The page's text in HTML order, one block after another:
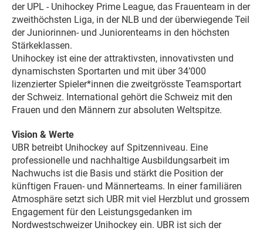
der UPL - Unihockey Prime League, das Frauenteam in der
zweithöchsten Liga, in der NLB und der überwiegende Teil
der Juniorinnen- und Juniorenteams in den höchsten
Stärkeklassen.
Unihockey ist eine der attraktivsten, innovativsten und
dynamischsten Sportarten und mit über 34’000
lizenzierter Spieler*innen die zweitgrösste Teamsportart
der Schweiz. International gehört die Schweiz mit den
Frauen und den Männern zur absoluten Weltspitze.
Vision & Werte
UBR betreibt Unihockey auf Spitzenniveau. Eine
professionelle und nachhaltige Ausbildungsarbeit im
Nachwuchs ist die Basis und stärkt die Position der
künftigen Frauen- und Männerteams. In einer familiären
Atmosphäre setzt sich UBR mit viel Herzblut und grossem
Engagement für den Leistungsgedanken im
Nordwestschweizer Unihockey ein. UBR ist sich der